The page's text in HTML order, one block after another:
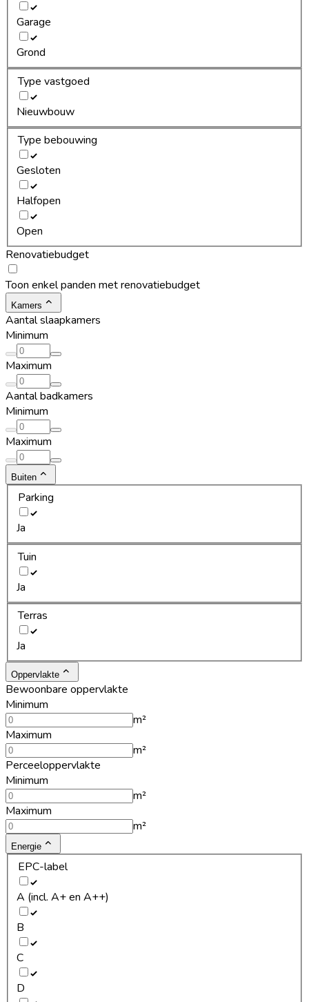
Garage
Grond
Type vastgoed
Nieuwbouw
Type bebouwing
Gesloten
Halfopen
Open
Renovatiebudget
Toon enkel panden met renovatiebudget
Kamers
Aantal slaapkamers
Minimum
Maximum
Aantal badkamers
Minimum
Maximum
Buiten
Parking
Ja
Tuin
Ja
Terras
Ja
Oppervlakte
Bewoonbare oppervlakte
Minimum
m²
Maximum
m²
Perceeloppervlakte
Minimum
m²
Maximum
m²
Energie
EPC-label
A (incl. A+ en A++)
B
C
D